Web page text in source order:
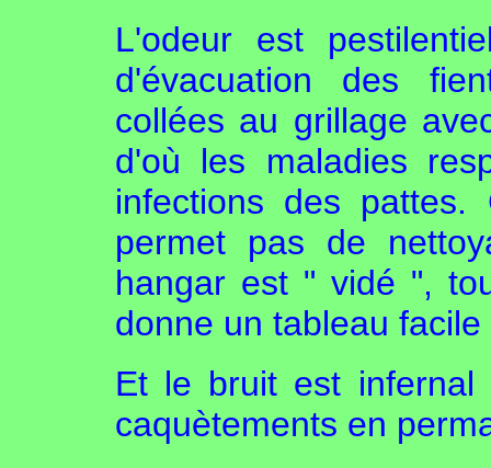
L'odeur est
d'évacuation des
collées au grillage
d'où les maladies
infections des pattes.
permet pas de
hangar est " vidé ",
donne un tableau
Et le bruit est
caquètements en